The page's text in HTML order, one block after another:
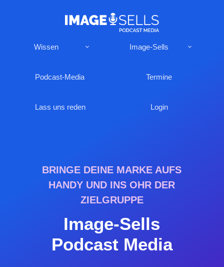
Wissen Image-Sells
Podcast-Media Termine
Lass uns reden Login
BRINGE DEINE MARKE AUFS
HANDY UND INS OHR DER
ZIELGRUPPE
Image-Sells
Podcast Media